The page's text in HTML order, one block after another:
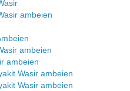
ambeien
ambeien
ambeien
Wasir ambeien
Wasir ambeien